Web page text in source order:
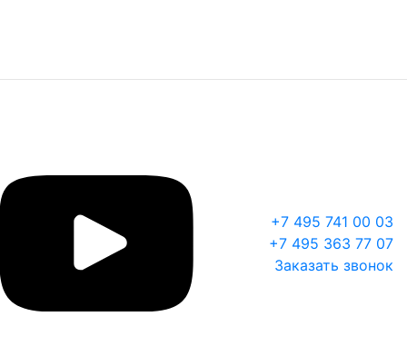
+7 495 741 00 03
+7 495 363 77 07
Заказать звонок